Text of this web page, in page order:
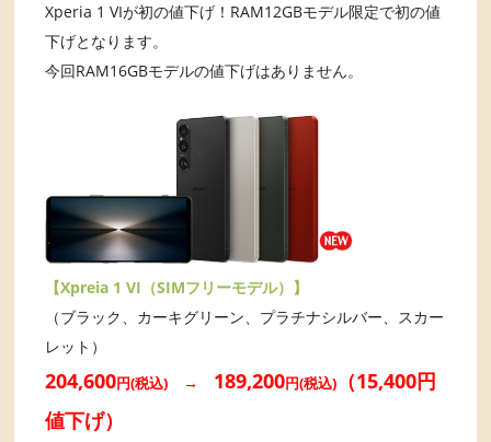
Xperia 1 VIが初の値下げ！RAM12GBモデル限定で初の値
下げとなります。
今回RAM16GBモデルの値下げはありません。
【Xpreia 1 VI（SIMフリーモデル）】
（ブラック、カーキグリーン、プラチナシルバー、スカー
レット）
204,600円(税込) → 189,200円(税込)
（15,400円
値下げ）